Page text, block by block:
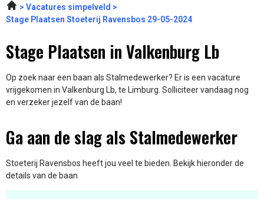
Vacatures simpelveld
Stage Plaatsen Stoeterij Ravensbos 29-05-2024
Stage Plaatsen in Valkenburg Lb
Op zoek naar een baan als Stalmedewerker? Er is een vacature
vrijgekomen in Valkenburg Lb, te Limburg. Solliciteer vandaag nog
en verzeker jezelf van de baan!
Ga aan de slag als Stalmedewerker
Stoeterij Ravensbos heeft jou veel te bieden. Bekijk hieronder de
details van de baan